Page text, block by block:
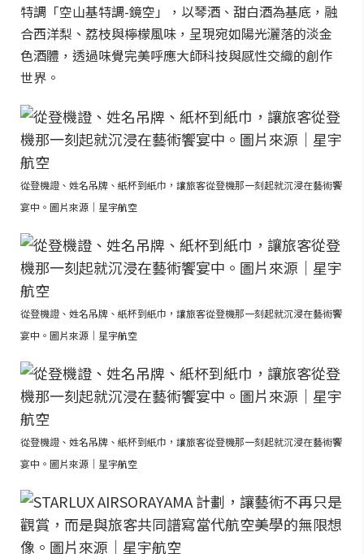
特調「空山基特調-鏡空」，以琴酒、甜白酒為基底，融
合西洋梨、荔枝與檸檬風味，呈現宛如陽光灑落的淡金
色酒體，透過味覺完美呼應大師科技與感性交織的創作
世界。
從登機證、姓名吊牌、紙杯到紙巾，讓旅客從登機那一刻起就沉浸在藝術饗
宴中。圖片來源｜星宇航空
從登機證、姓名吊牌、紙杯到紙巾，讓旅客從登機那一刻起就沉浸在藝術饗
宴中。圖片來源｜星宇航空
從登機證、姓名吊牌、紙杯到紙巾，讓旅客從登機那一刻起就沉浸在藝術饗
宴中。圖片來源｜星宇航空